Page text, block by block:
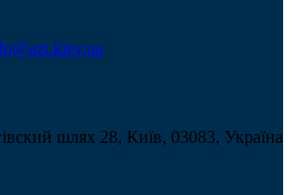
шлях 28, Київ, 03083, Україна